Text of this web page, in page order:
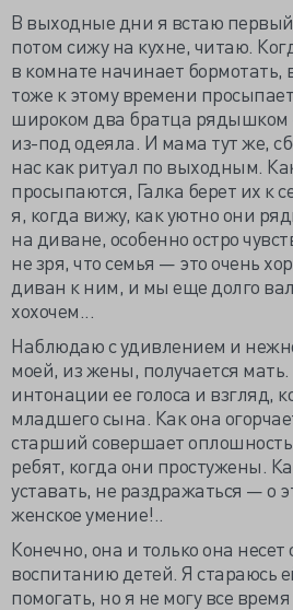
В выходные дни я встаю
потом сижу на кухне, читаю.
в комнате начинает
тоже к этому времени
широком два братца рядышком
из-под одеяла. И мама тут же,
нас как ритуал по выходным.
просыпаются, Галка берет их к
я, когда вижу, как уютно они
на диване, особенно остро
не зря, что семья — это очень
диван к ним, и мы еще долго
хохочем...
Наблюдаю с удивлением и
моей, из жены, получается
интонации ее голоса и взгляд,
младшего сына. Как она
старший совершает
ребят, когда они простужены.
уставать, не раздражаться — о
женское умение!..
Конечно, она и только она
воспитанию детей. Я стараюсь
помогать, но я не могу все